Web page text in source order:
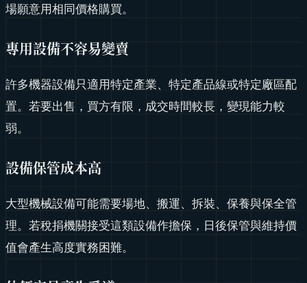
場願意用相同價格購買。
專用設備不容易變賣
許多機器設備只適用特定產業、特定產品線或特定廠區配
置。若要出售，買方有限，成交時間較長，變現能力較
弱。
設備保管成本高
大型機械設備可能需要場地、搬運、拆裝、保養與保全管
理。若稅捐機關接受這類設備作擔保，日後保管與維持價
值會產生高度實務困難。